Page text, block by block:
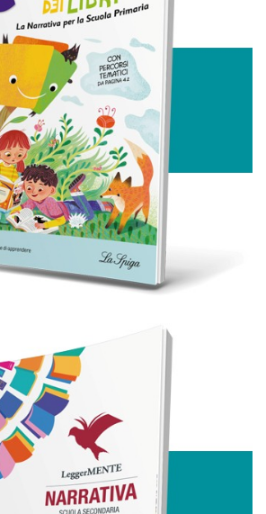
funzionalità dei social media e per
traffico. Condividiamo inoltre
in cui utilizza il nostro sito con i
occupano di analisi dei dati web,
i quali potrebbero combinarle
che ha fornito loro o che hanno
dei loro servizi.